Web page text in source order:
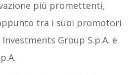
più promettenti,
tra i suoi promotori
Group S.p.A. e